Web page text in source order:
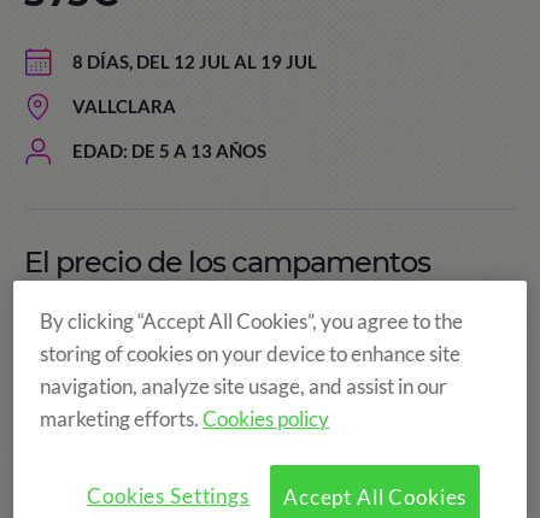
8 DÍAS, DEL 12 JUL AL 19 JUL
VALLCLARA
EDAD: DE 5 A 13 AÑOS
El precio de los campamentos
By clicking “Accept All Cookies”, you agree to the
storing of cookies on your device to enhance site
navigation, analyze site usage, and assist in our
marketing efforts.Cookies policy
Accept All Cookies
Cookies Settings